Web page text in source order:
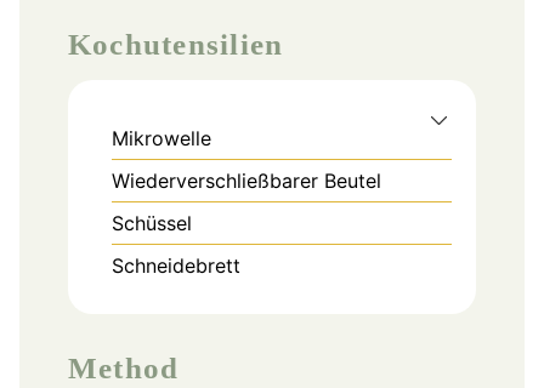
Kochutensilien
Mikrowelle
Wiederverschließbarer Beutel
Schüssel
Schneidebrett
Method